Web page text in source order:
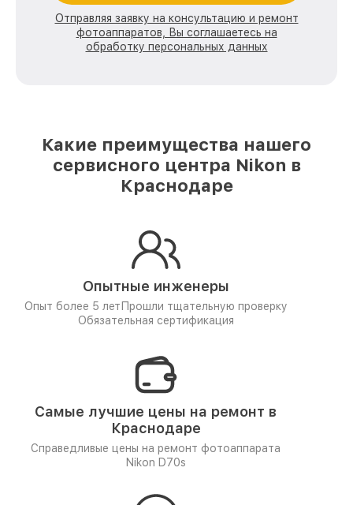
Отправляя заявку на консультацию и ремонт
фотоаппаратов, Вы соглашаетесь на
обработку персональных данных
Какие преимущества нашего
сервисного центра Nikon в
Краснодаре
Опытные инженеры
Опыт более 5 лет Прошли тщательную проверку
Обязательная сертификация
Самые лучшие цены на ремонт в
Краснодаре
Справедливые цены на ремонт фотоаппарата
Nikon D70s